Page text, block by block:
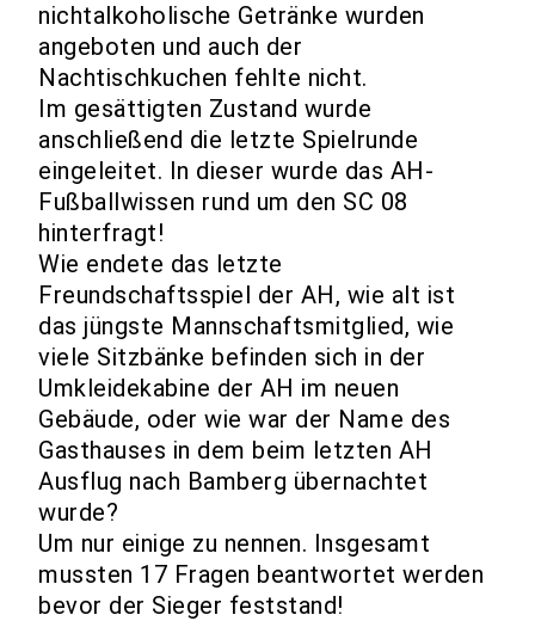
nichtalkoholische Getränke wurden
angeboten und auch der
Nachtischkuchen fehlte nicht.
Im gesättigten Zustand wurde
anschließend die letzte Spielrunde
eingeleitet. In dieser wurde das AH-
Fußballwissen rund um den SC 08
hinterfragt!
Wie endete das letzte
Freundschaftsspiel der AH, wie alt ist
das jüngste Mannschaftsmitglied, wie
viele Sitzbänke befinden sich in der
Umkleidekabine der AH im neuen
Gebäude, oder wie war der Name des
Gasthauses in dem beim letzten AH
Ausflug nach Bamberg übernachtet
wurde?
Um nur einige zu nennen. Insgesamt
mussten 17 Fragen beantwortet werden
bevor der Sieger feststand!